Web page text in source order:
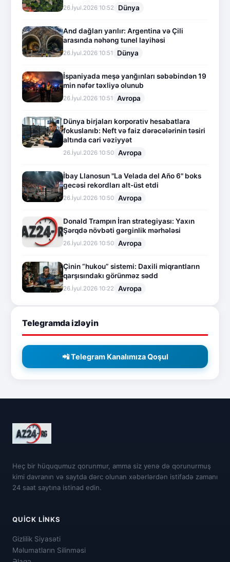
26.İyul.2026 10:52 Dünya
And dağları yarılır: Argentina və Çili
arasında nəhəng tunel layihəsi
26.İyul.2026 10:51 Dünya
İspaniyada meşə yanğınları səbəbindən 19
min nəfər təxliyə olunub
26.İyul.2026 10:51 Avropa
Dünya birjaları korporativ hesabatlara
fokuslanıb: Neft və faiz dərəcələrinin təsiri
altında cari vəziyyət
26.İyul.2026 10:50 Avropa
İbay Llanosun "La Velada del Año 6" boks
gecəsi rekordları alt-üst etdi
26.İyul.2026 10:50 Avropa
Donald Trampın İran strategiyası: Yaxın
Şərqdə növbəti gərginlik mərhələsi
26.İyul.2026 10:50 Avropa
Çinin “hukou” sistemi: Daxili miqrantların
qarşısındakı görünməz sədd
26.İyul.2026 10:22 Avropa
Telegramda izləyin
📲 Telegram Kanalımıza Qoşul
Heç bir hüququmuz qorunmur, amma siz yenə də qorunurmuş
kimi davranın və saytda dərc olunan xəbərlərdən istifadə zamanı
24 saat saytına istinad edin.
QUICK LINKS
Gizlilik Siyasəti
Məlumatların Silinməsi